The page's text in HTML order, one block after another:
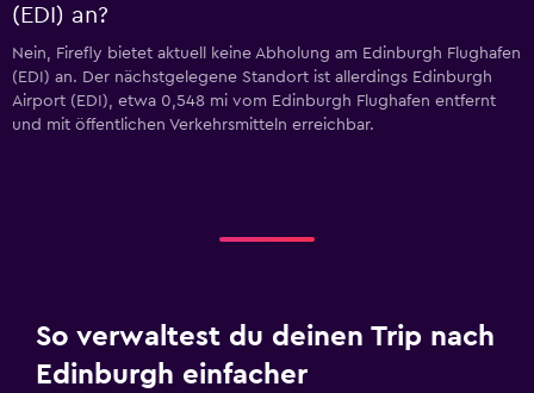
(EDI) an?
Nein, Firefly bietet aktuell keine Abholung am Edinburgh Flughafen
(EDI) an. Der nächstgelegene Standort ist allerdings Edinburgh
Airport (EDI), etwa 0,548 mi vom Edinburgh Flughafen entfernt
und mit öffentlichen Verkehrsmitteln erreichbar.
So verwaltest du deinen Trip nach
Edinburgh einfacher